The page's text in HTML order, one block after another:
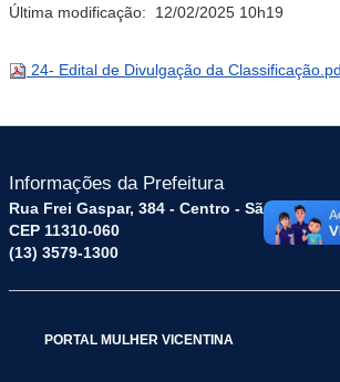
Última modificação: 12/02/2025 10h19
24- Edital de Divulgação da
Informações da Prefeitura
Rua Frei Gaspar, 384 - Centro - São Vicente
CEP 11310-060
(13) 3579-1300
PORTAL MULHER VICENTINA